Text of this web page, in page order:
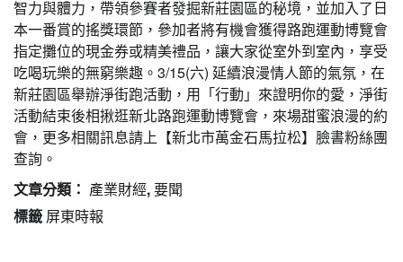
智力與體力，帶領參賽者發掘新莊園區的秘境，並加入了日
本一番賞的搖獎環節，參加者將有機會獲得路跑運動博覽會
指定攤位的現金券或精美禮品，讓大家從室外到室內，享受
吃喝玩樂的無窮樂趣。3/15(六) 延續浪漫情人節的氣氛，在
新莊園區舉辦淨街跑活動，用「行動」來證明你的愛，淨街
活動結束後相揪逛新北路跑運動博覽會，來場甜蜜浪漫的約
會，更多相關訊息請上【新北市萬金石馬拉松】臉書粉絲團
查詢。
文章分類： 產業財經,要聞
標籤 屏東時報